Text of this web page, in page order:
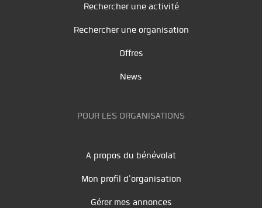
Rechercher une activité
Rechercher une organisation
Offres
News
POUR LES ORGANISATIONS
A propos du bénévolat
Mon profil d'organisation
Gérer mes annonces